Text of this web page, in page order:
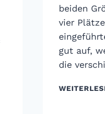
beiden
vier
gut auf,
die